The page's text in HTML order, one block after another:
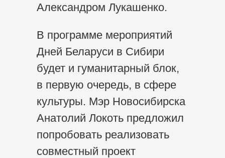
Александром Лукашенко.
В программе мероприятий
Дней Беларуси в Сибири
будет и гуманитарный блок,
в первую очередь, в сфере
культуры. Мэр Новосибирска
Анатолий Локоть предложил
попробовать реализовать
совместный проект